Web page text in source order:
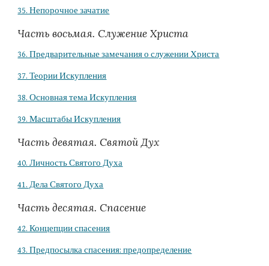
35. Непорочное зачатие
Часть восьмая. Служение Христа
36. Предварительные замечания о служении Христа
37. Теории Искупления
38. Основная тема Искупления
39. Масштабы Искупления
Часть девятая. Святой Дух
40. Личность Святого Духа
41. Дела Святого Духа
Часть десятая. Спасение
42. Концепции спасения
43. Предпосылка спасения: предопределение